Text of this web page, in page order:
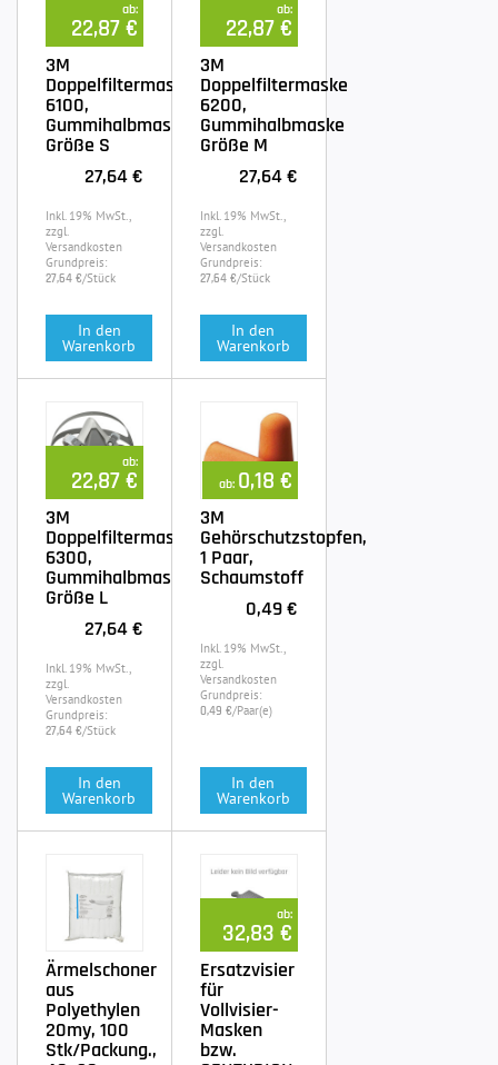
ab:
22,87 €
3M
Doppelfiltermaske
6100,
Gummihalbmaske
Größe S
27,64 €
Inkl. 19% MwSt.,
zzgl.
Versandkosten
Grundpreis:
27,64 €/Stück
In den
Warenkorb
ab:
22,87 €
3M
Doppelfiltermaske
6200,
Gummihalbmaske
Größe M
27,64 €
Inkl. 19% MwSt.,
zzgl.
Versandkosten
Grundpreis:
27,64 €/Stück
In den
Warenkorb
ab:
22,87 €
3M
Doppelfiltermaske
6300,
Gummihalbmaske
Größe L
27,64 €
Inkl. 19% MwSt.,
zzgl.
Versandkosten
Grundpreis:
27,64 €/Stück
In den
Warenkorb
ab: 0,18 €
3M
Gehörschutzstopfen,
1 Paar,
Schaumstoff
0,49 €
Inkl. 19% MwSt.,
zzgl.
Versandkosten
Grundpreis:
0,49 €/Paar(e)
In den
Warenkorb
Ärmelschoner
aus
Polyethylen
20my, 100
Stk/Packung.,
ab:
32,83 €
Ersatzvisier
für
Vollvisier-
Masken
bzw.